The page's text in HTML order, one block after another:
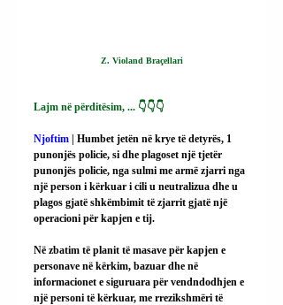
Z. Violand Braçellari
Lajm në përditësim, ... 👇👇👇
Njoftim | Humbet jetën në krye të detyrës, 1
punonjës policie, si dhe plagoset një tjetër
punonjës policie, nga sulmi me armë zjarri nga
një person i kërkuar i cili u neutralizua dhe u
plagos gjatë shkëmbimit të zjarrit gjatë një
operacioni për kapjen e tij.
Në zbatim të planit të masave për kapjen e
personave në kërkim, bazuar dhe në
informacionet e siguruara për vendndodhjen e
një personi të kërkuar, me rrezikshmëri të